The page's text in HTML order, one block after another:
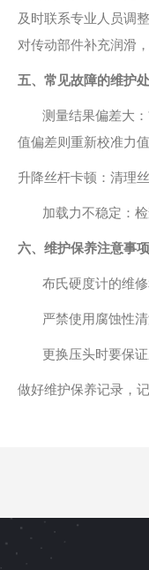
及时联系专业人员调
对传动部件补充润滑
五、常见故障的维护
测量结果偏差大
值偏差则重新校准力值
升降丝杆卡顿：清理
加载力不稳定：
六、维护保养注意事项
布氏硬度计的维
严禁使用腐蚀性
更换压头时要保
做好维护保养记录，